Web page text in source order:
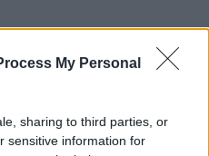
My Personal
sharing to third parties, or
sensitive information for